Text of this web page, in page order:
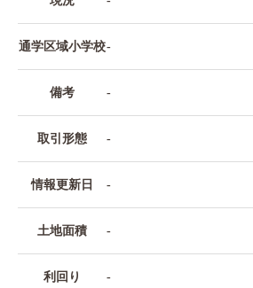
通学区域小学校-
備考 -
取引形態 -
情報更新日 -
土地面積 -
利回り -